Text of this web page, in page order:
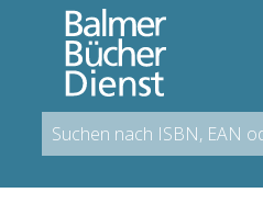
springen